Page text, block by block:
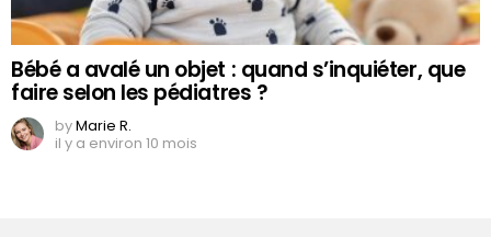
Bébé a avalé un objet : quand s’inquiéter, que
faire selon les pédiatres ?
byMarie R.
il y a environ 10 mois